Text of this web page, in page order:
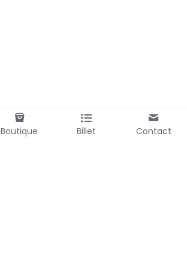
Boutique Billet Contact